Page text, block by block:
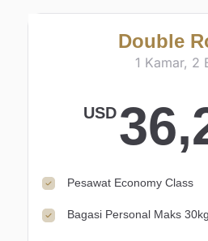
Double
1 Kamar, 2
USD
Pesawat Economy Class
Bagasi Personal Maks